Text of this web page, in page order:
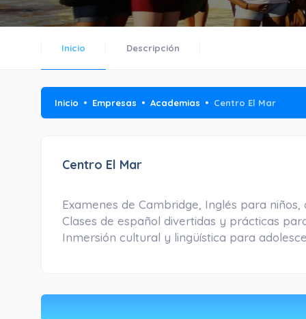
Inicio Descripción
Inicio Empresas Academias Centro El Mar
Centro El Mar
Examenes de Cambridge, Inglés para
Clases de español divertidas y prácticas
Inmersión cultural y lingüística para